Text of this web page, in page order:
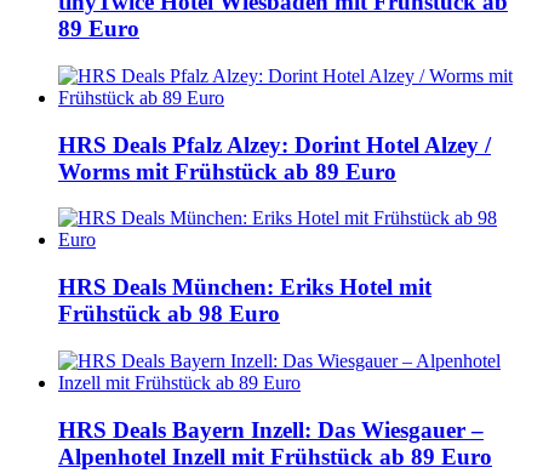
89 Euro
HRS Deals Pfalz Alzey: Dorint Hotel Alzey /
Worms mit Frühstück ab 89 Euro
HRS Deals München: Eriks Hotel mit
Frühstück ab 98 Euro
HRS Deals Bayern Inzell: Das Wiesgauer –
Alpenhotel Inzell mit Frühstück ab 89 Euro